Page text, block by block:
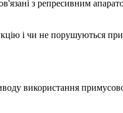
з репресивним
і чи не порушуються
використання